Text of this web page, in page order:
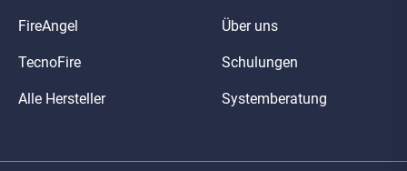
FireAngel
TecnoFire
Alle Hersteller
Über uns
Schulungen
Systemberatung